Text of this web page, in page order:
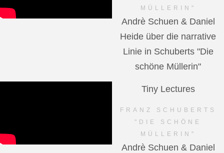
MÜLLERIN"
Andrè Schuen & Daniel
Heide über die narrative
Linie in Schuberts "Die
schöne Müllerin"
Tiny Lectures
FRANZ SCHUBERTS
"DIE SCHÖNE
MÜLLERIN"
Andrè Schuen & Daniel